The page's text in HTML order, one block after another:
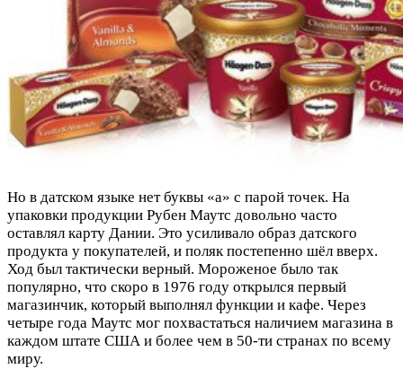
Но в датском языке нет буквы «а» с парой точек. На
упаковки продукции Рубен Маутс довольно часто
оставлял карту Дании. Это усиливало образ датского
продукта у покупателей, и поляк постепенно шёл вверх.
Ход был тактически верный. Мороженое было так
популярно, что скоро в 1976 году открылся первый
магазинчик, который выполнял функции и кафе. Через
четыре года Маутс мог похвастаться наличием магазина в
каждом штате США и более чем в 50-ти странах по всему
миру.